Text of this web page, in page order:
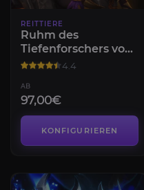
REITTIERE
Ruhm des
Tiefenforschers von
Midnight
4.4
AB
97,00€
KONFIGURIEREN